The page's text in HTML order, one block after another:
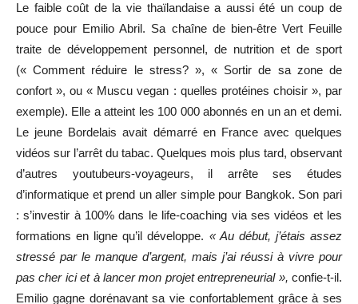
Le faible coût de la vie thaïlandaise a aussi été un coup de
pouce pour Emilio Abril. Sa chaîne de bien-être Vert Feuille
traite de développement personnel, de nutrition et de sport
(« Comment réduire le stress? », « Sortir de sa zone de
confort », ou « Muscu vegan : quelles protéines choisir », par
exemple). Elle a atteint les 100 000 abonnés en un an et demi.
Le jeune Bordelais avait démarré en France avec quelques
vidéos sur l’arrêt du tabac. Quelques mois plus tard, observant
d’autres youtubeurs-voyageurs, il arrête ses études
d’informatique et prend un aller simple pour Bangkok. Son pari
: s’investir à 100% dans le life-coaching via ses vidéos et les
formations en ligne qu’il développe. « Au début, j’étais assez
stressé par le manque d’argent, mais j’ai réussi à vivre pour
pas cher ici et à lancer mon projet entrepreneurial », confie-t-il.
Emilio gagne dorénavant sa vie confortablement grâce à ses